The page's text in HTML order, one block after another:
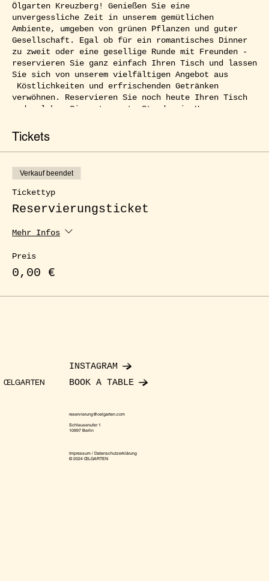
Ölgarten Kreuzberg! Genießen Sie eine
unvergessliche Zeit in unserem gemütlichen
Ambiente, umgeben von grünen Pflanzen und guter
Gesellschaft. Egal ob für ein romantisches Dinner
zu zweit oder eine gesellige Runde mit Freunden -
reservieren Sie ganz einfach Ihren Tisch und lassen
Sie sich von unserem vielfältigen Angebot aus
Köstlichkeiten und erfrischenden Getränken
verwöhnen. Reservieren Sie noch heute Ihren Tisch
und erleben Sie entspannte Stunden im Herzen von
Tickets
Verkauf beendet
Tickettyp
Reservierungsticket
Mehr Infos
Preis
0,00 €
ŒLGARTEN
INSTAGRAM
BOOK A TABLE
reservierung@oelgarten.com
Schleusenufer 1
10997 Berlin
Impressum / Datenschutzerklärung
© 2024 ŒLGARTEN